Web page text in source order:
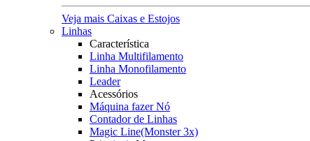
Veja mais Caixas e Estojos
Linhas
Característica
Linha Multifilamento
Linha Monofilamento
Leader
Acessórios
Máquina fazer Nó
Contador de Linhas
Magic Line(Monster 3x)